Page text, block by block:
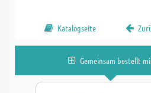
Katalogseite
Gemeinsam bestellt